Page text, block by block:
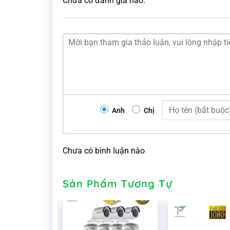
Anh Chị
Chưa có bình luận nào
Sản Phẩm Tương Tự